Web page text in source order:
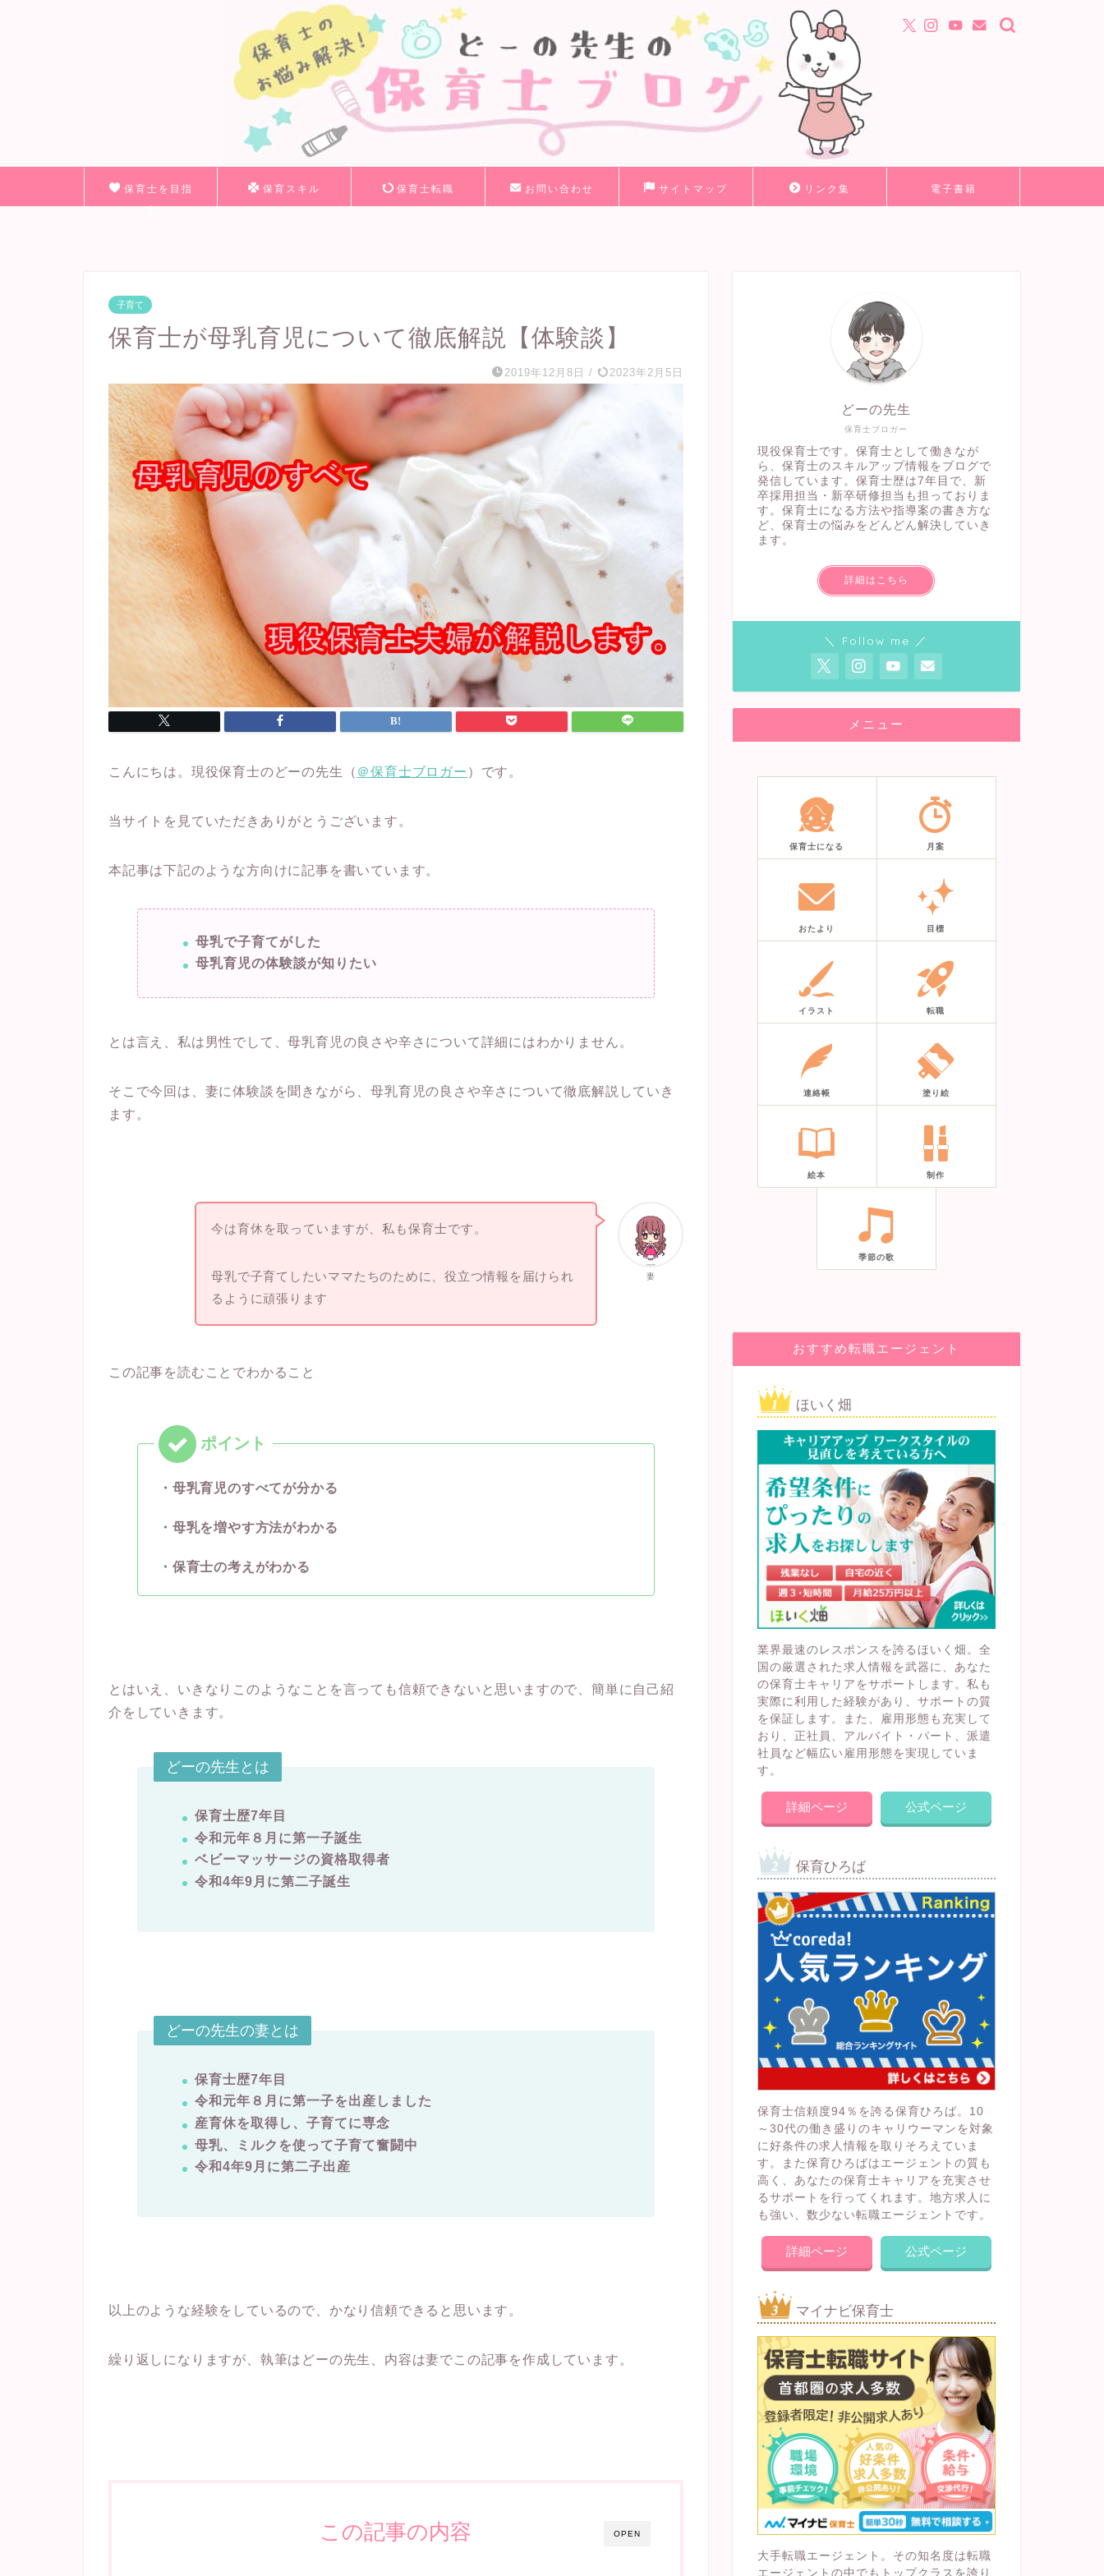
保育士を目指
す
保育スキル 保育士転職 お問い合わせ サイトマップ リンク集 電子書籍
子育て
保育士が母乳育児について徹底解説【体験談】
2019年12月8日 / 2023年2月5日
こんにちは。現役保育士のどーの先生（ ＠保育士ブロガー ）です。
当サイトを見ていただきありがとうございます。
本記事は下記のような方向けに記事を書いています。
母乳で子育てがした
母乳育児の体験談が知りたい
とは言え、私は男性でして、母乳育児の良さや辛さについて詳細にはわかりません。
そこで今回は、妻に体験談を聞きながら、母乳育児の良さや辛さについて徹底解説していき
ます。
妻
今は育休を取っていますが、私も保育士です。
母乳で子育てしたいママたちのために、役立つ情報を届けられ
るように頑張ります
この記事を読むことでわかること
・母乳育児のすべてが分かる
・母乳を増やす方法がわかる
・保育士の考えがわかる
とはいえ、いきなりこのようなことを言っても信頼できないと思いますので、簡単に自己紹
介をしていきます。
どーの先生とは
保育士歴7年目
令和元年８月に第一子誕生
ベビーマッサージの資格取得者
令和4年9月に第二子誕生
どーの先生の妻とは
保育士歴7年目
令和元年８月に第一子を出産しました
産育休を取得し、子育てに専念
母乳、ミルクを使って子育て奮闘中
令和4年9月に第二子出産
以上のような経験をしているので、かなり信頼できると思います。
繰り返しになりますが、執筆はどーの先生、内容は妻でこの記事を作成しています。
OPEN
この記事の内容
保育士ブロガー
どーの先生
現役保育士です。保育士として働きなが
ら、保育士のスキルアップ情報をブログで
発信しています。保育士歴は7年目で、新
卒採用担当・新卒研修担当も担っておりま
す。保育士になる方法や指導案の書き方な
ど、保育士の悩みをどんどん解決していき
ます。
詳細はこちら
＼ Follow me ／
メニュー
保育士になる 月案
おたより 目標
イラスト 転職
連絡帳 塗り絵
絵本 制作
季節の歌
おすすめ転職エージェント
ほいく畑
業界最速のレスポンスを誇るほいく畑。全
国の厳選された求人情報を武器に、あなた
の保育士キャリアをサポートします。私も
実際に利用した経験があり、サポートの質
を保証します。また、雇用形態も充実して
おり、正社員、アルバイト・パート、派遣
社員など幅広い雇用形態を実現していま
す。
詳細ページ 公式ページ
保育ひろば
保育士信頼度94％を誇る保育ひろば。10
～30代の働き盛りのキャリウーマンを対象
に好条件の求人情報を取りそろえていま
す。また保育ひろばはエージェントの質も
高く、あなたの保育士キャリアを充実させ
るサポートを行ってくれます。地方求人に
も強い、数少ない転職エージェントです。
詳細ページ 公式ページ
マイナビ保育士
大手転職エージェント。その知名度は転職
エージェントの中でもトップクラスを誇り